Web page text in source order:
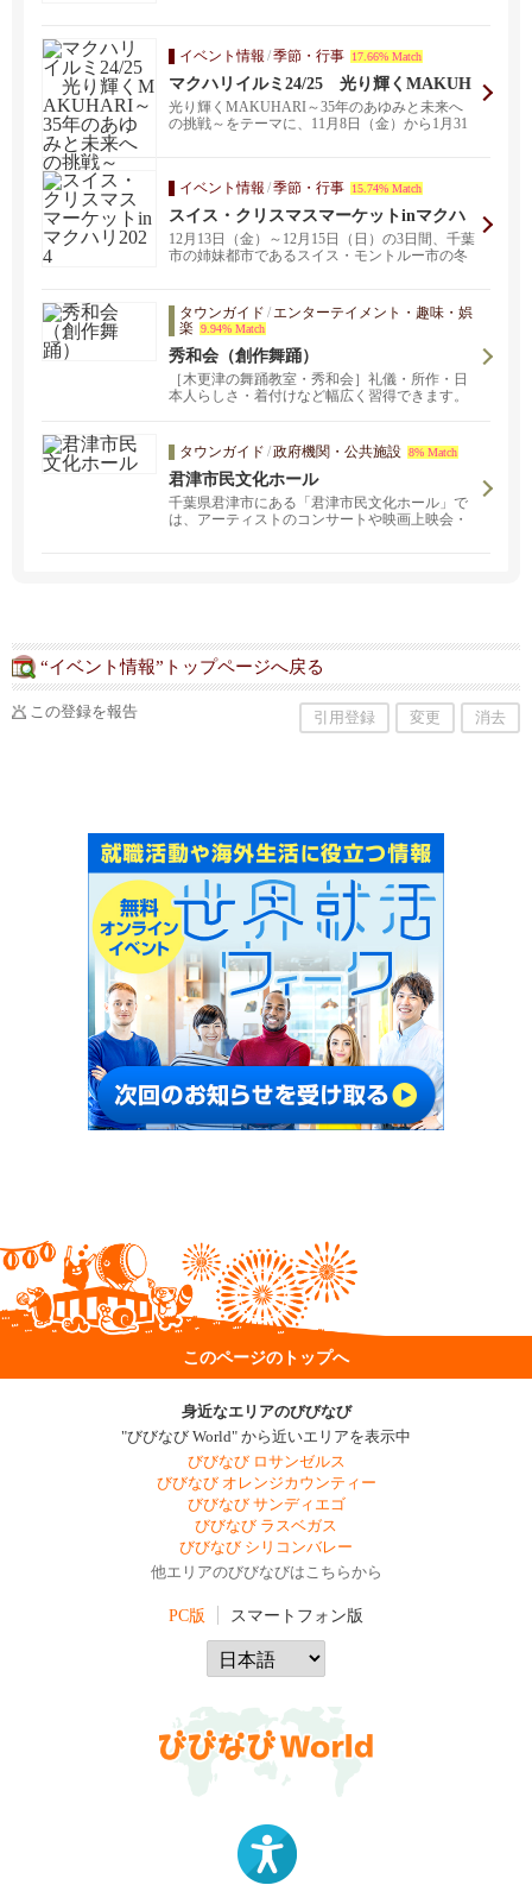
イベント情報 /季節・行事 17.66% Match
マクハリイルミ24/25 光り輝くMAKUH
ARI～35年のあゆみと未来への挑戦～
光り輝くMAKUHARI～35年のあゆみと未来へ
の挑戦～をテーマに、11月8日（金）から1月31
イベント情報 /季節・行事 15.74% Match
スイス・クリスマスマーケットinマクハ
リ2024
12月13日（金）～12月15日（日）の3日間、千葉
市の姉妹都市であるスイス・モントルー市の冬
タウンガイド /エンターテイメント・趣味・娯
楽 9.94% Match
秀和会（創作舞踊）
［木更津の舞踊教室・秀和会］礼儀・所作・日
本人らしさ・着付けなど幅広く習得できます。
す。創作舞踊や日本文化に、少しでも興味・関
心をお持ちいただければ嬉しいです。着ていな
い着物や、親などから譲り受けた着物があり、
着たいけど着られない方、 捨てるにも捨てられ
ない方、着物は苦しいとか窮屈と思ってる方
へ、着物の魅力や着る機会をもっていただくた
タウンガイド /政府機関・公共施設 8% Match
君津市民文化ホール
千葉県君津市にある「君津市民文化ホール」で
は、アーティストのコンサートや映画上映会・
“イベント情報”トップページへ戻る
この登録を報告 引用登録 変更 消去
このページのトップへ
身近なエリアのびびなび
"びびなび World" から近いエリアを表示中
びびなび ロサンゼルス
びびなび オレンジカウンティー
びびなび サンディエゴ
びびなび ラスベガス
びびなび シリコンバレー
他エリアのびびなびはこちらから
PC版 スマートフォン版